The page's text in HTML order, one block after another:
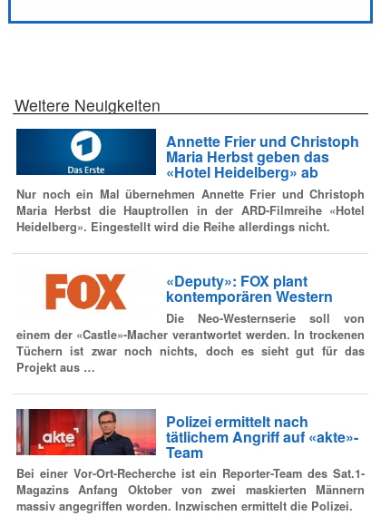
Weitere Neuigkeiten
Annette Frier und Christoph
Maria Herbst geben das
«Hotel Heidelberg» ab
Nur noch ein Mal übernehmen Annette Frier und Christoph
Maria Herbst die Hauptrollen in der ARD-Filmreihe «Hotel
Heidelberg». Eingestellt wird die Reihe allerdings nicht.
«Deputy»: FOX plant
kontemporären Western
Die Neo-Westernserie soll von
einem der «Castle»-Macher verantwortet werden. In trockenen
Tüchern ist zwar noch nichts, doch es sieht gut für das
Projekt aus …
Polizei ermittelt nach
tätlichem Angriff auf «akte»-
Team
Bei einer Vor-Ort-Recherche ist ein Reporter-Team des Sat.1-
Magazins Anfang Oktober von zwei maskierten Männern
massiv angegriffen worden. Inzwischen ermittelt die Polizei.